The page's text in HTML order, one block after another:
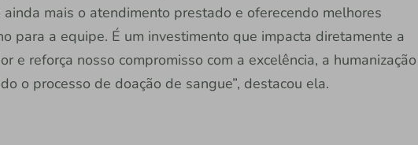
mais o atendimento prestado e oferecendo melhores
para a equipe. É um investimento que impacta diretamente a
e reforça nosso compromisso com a excelência, a humanização
o processo de doação de sangue”, destacou ela.